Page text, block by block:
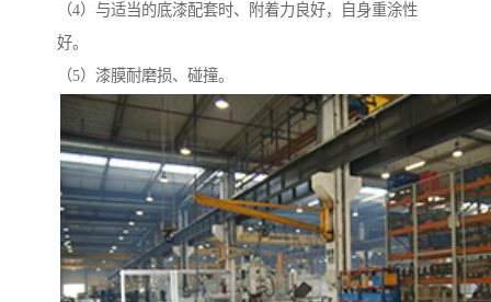
（4）与适当的底漆配套时、附着力良好，自身重涂性
好。
（5）漆膜耐磨损、碰撞。